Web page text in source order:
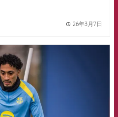
26年3月7日
FCB Barcelona badge